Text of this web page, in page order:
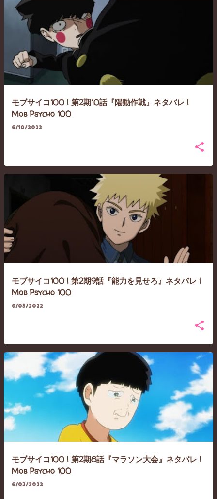
モブサイコ100 | 第2期10話『陽動作戦』ネタバレ |
Mob Psycho 100
6/10/2022
モブサイコ100 | 第2期9話『能力を見せろ』ネタバレ |
Mob Psycho 100
6/03/2022
モブサイコ100 | 第2期8話『マラソン大会』ネタバレ |
Mob Psycho 100
6/03/2022